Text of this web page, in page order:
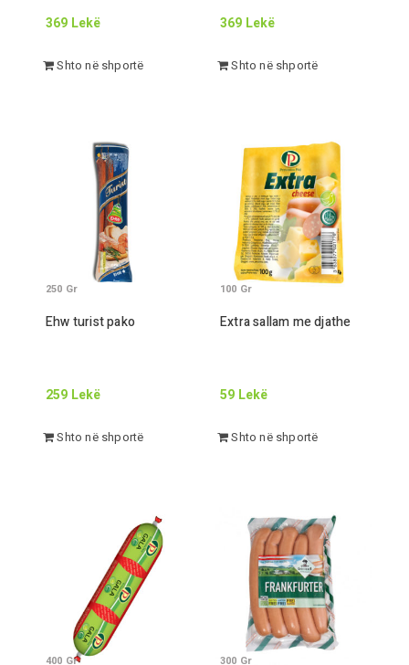
369 Lekë
Shto në shportë
369 Lekë
Shto në shportë
Ehw turist pako
250 Gr
259 Lekë
Shto në shportë
Extra sallam me djathe
100 Gr
59 Lekë
Shto në shportë
400 Gr 300 Gr